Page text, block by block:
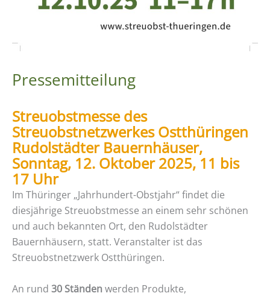
Pressemitteilung
Streuobstmesse des
Streuobstnetzwerkes Ostthüringen
Rudolstädter Bauernhäuser,
Sonntag, 12. Oktober 2025, 11 bis
17 Uhr
Im Thüringer „Jahrhundert-Obstjahr“ findet die
diesjährige Streuobstmesse an einem sehr schönen
und auch bekannten Ort, den Rudolstädter
Bauernhäusern, statt. Veranstalter ist das
Streuobstnetzwerk Ostthüringen.
An rund 30 Ständen werden Produkte,